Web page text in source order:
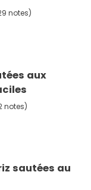
notes)
aux
notes)
sautées au